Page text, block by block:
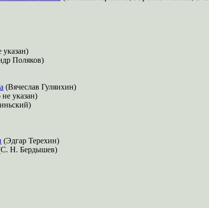
указан)
Поляков)
(Вячеслав Гуляихин)
указан)
(Эдгар Терехин)
Н. Бердышев)